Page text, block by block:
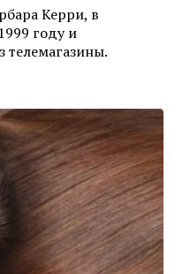
Керри, в
году и
телемагазины.